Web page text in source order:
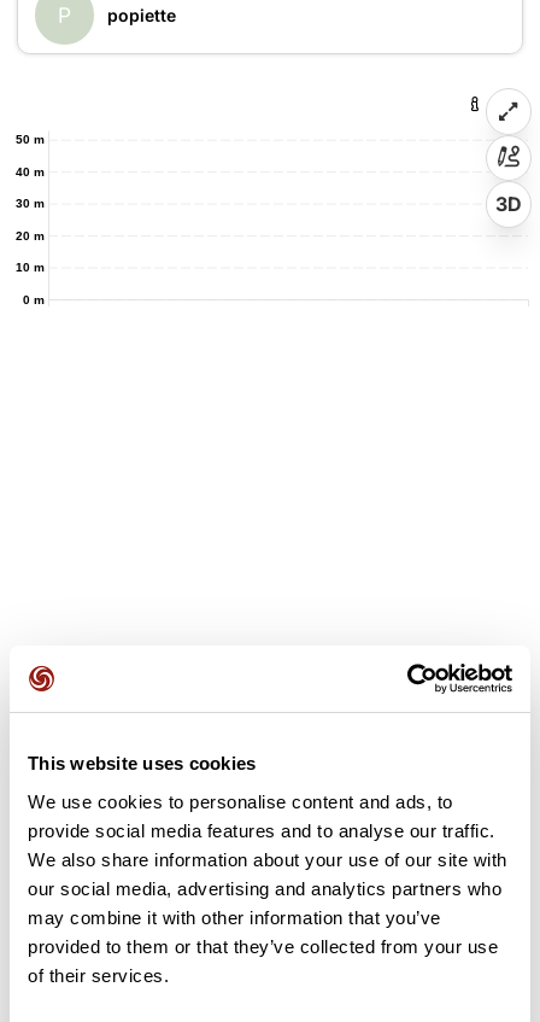
This website uses cookies
We use cookies to personalise content and ads, to
provide social media features and to analyse our traffic.
We also share information about your use of our site with
our social media, advertising and analytics partners who
may combine it with other information that you’ve
provided to them or that they’ve collected from your use
of their services.
P popiette
0 m
10 m
20 m
30 m
40 m
50 m
3D
Recensioni degli utenti
Questo percorso non contiene ancora alcuna recensione.
L'hai già effettuato? Sii il primo a inviare una recensione!
Aggiungi una recensione